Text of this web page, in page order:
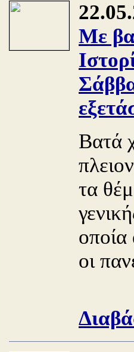
Με
Βατά
τα
οι